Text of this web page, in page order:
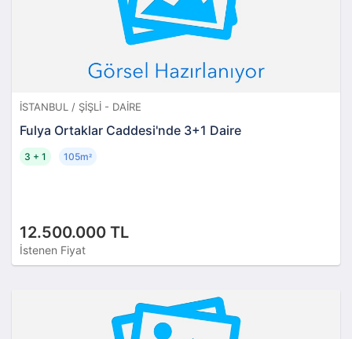
İSTANBUL / ŞIŞLI - DAIRE
Fulya Ortaklar Caddesi'nde 3+1 Daire
12.500.000 TL
İstenen Fiyat
3 + 1 105m²